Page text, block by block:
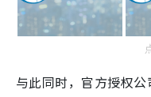
与此同时，官方授权公